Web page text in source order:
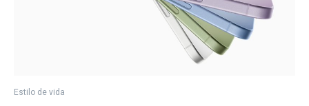
Estilo de vida